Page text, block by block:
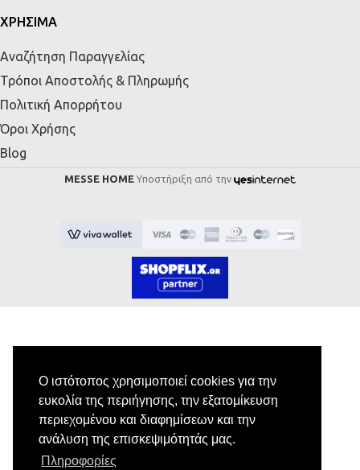
Ο ιστότοπος χρησιμοποιεί cookies για την
ευκολία της περιήγησης, την εξατομίκευση
περιεχομένου και διαφημίσεων και την
ανάλυση της επισκεψιμότητάς μας.
Πληροφορίες
ΧΡΗΣΙΜΑ
Αναζήτηση Παραγγελίας
Τρόποι Αποστολής & Πληρωμής
Πολιτική Απορρήτου
Όροι Χρήσης
Blog
MESSE HOME Υποστήριξη από την
Κάνε εγγραφή στο newsletter μας για να
λαμβάνεις αποκλειστικές προσφορές.